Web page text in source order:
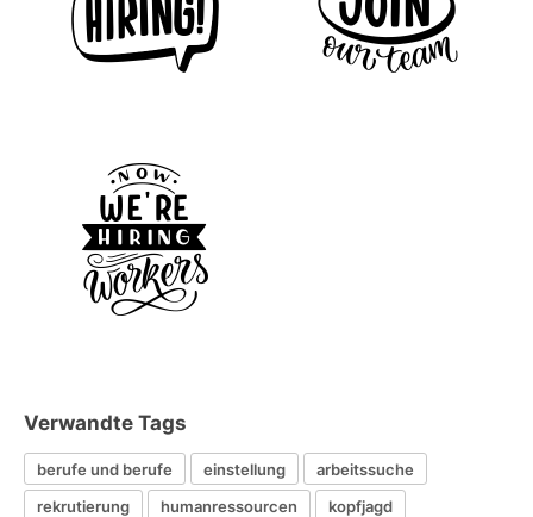
Verwandte Tags
berufe und berufe einstellung
arbeitssuche
rekrutierung
humanressourcen kopfjagd